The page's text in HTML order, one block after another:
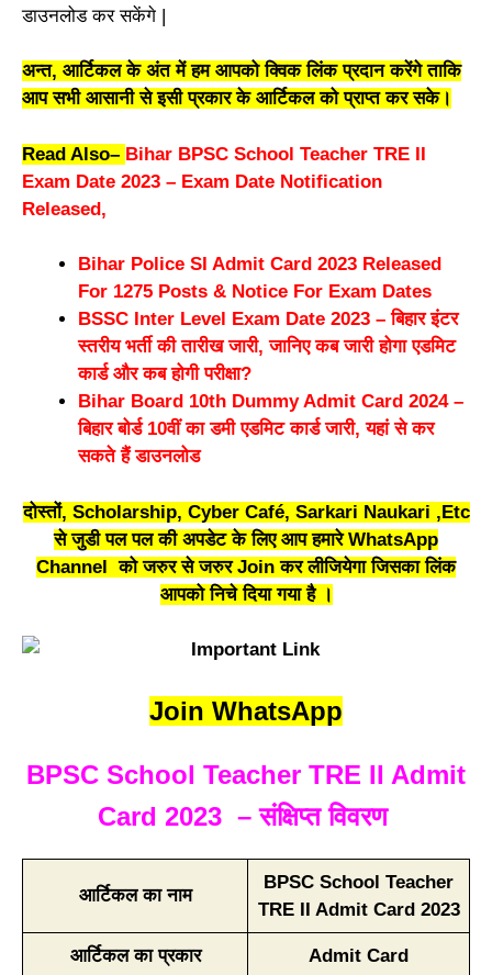
डाउनलोड कर सकेंगे |
अन्त, आर्टिकल के अंत में हम आपको क्विक लिंक प्रदान करेंगे ताकि
आप सभी आसानी से इसी प्रकार के आर्टिकल को प्राप्त कर सके।
Read Also– Bihar BPSC School Teacher TRE II
Exam Date 2023 – Exam Date Notification
Released,
Bihar Police SI Admit Card 2023 Released
For 1275 Posts & Notice For Exam Dates
BSSC Inter Level Exam Date 2023 – बिहार इंटर
स्तरीय भर्ती की तारीख जारी, जानिए कब जारी होगा एडमिट
कार्ड और कब होगी परीक्षा?
Bihar Board 10th Dummy Admit Card 2024 –
बिहार बोर्ड 10वीं का डमी एडमिट कार्ड जारी, यहां से कर
सकते हैं डाउनलोड
दोस्तों, Scholarship, Cyber Café, Sarkari Naukari ,Etc
से जुडी पल पल की अपडेट के लिए आप हमारे WhatsApp
Channel को जरुर से जरुर Join कर लीजियेगा जिसका लिंक
आपको निचे दिया गया है ।
Join WhatsApp
BPSC School Teacher TRE II Admit
Card 2023 – संक्षिप्त विवरण
आर्टिकल का नाम
BPSC School Teacher
TRE II Admit Card 2023
आर्टिकल का प्रकार Admit Card